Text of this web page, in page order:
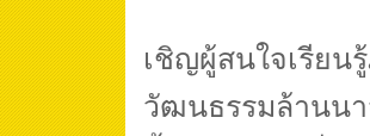
เชิญผู้สนใจเรีย
วัฒนธรรมล้านน